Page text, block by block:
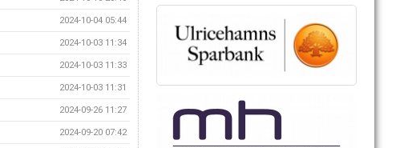
2024-10-04 05:44
2024-10-03 11:34
2024-10-03 11:33
2024-10-03 11:31
2024-09-26 11:27
2024-09-20 07:42